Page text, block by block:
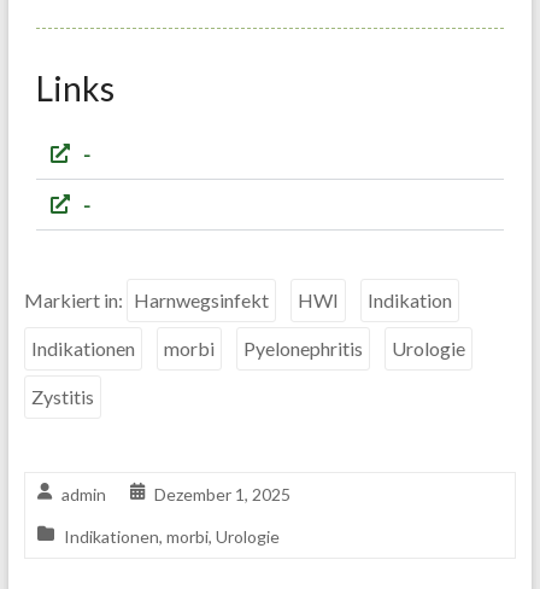
Links
-
-
Markiert in: Harnwegsinfekt HWI Indikation
Indikationen morbi Pyelonephritis Urologie
Zystitis
admin Dezember 1, 2025
Indikationen, morbi, Urologie